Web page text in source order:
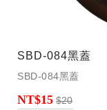
SBD-084黑蓋
SBD-084黑蓋
NT$15 $20